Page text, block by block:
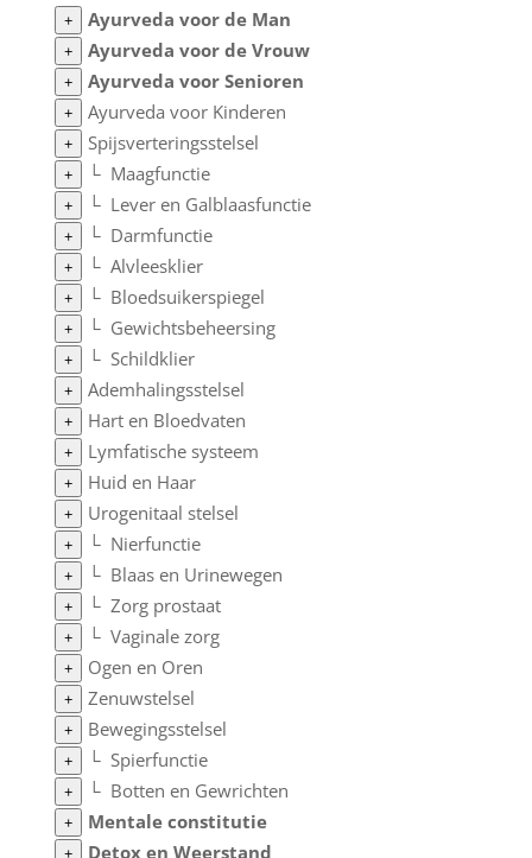
+ Ayurveda voor de Man
+ Ayurveda voor de Vrouw
+ Ayurveda voor Senioren
+ Ayurveda voor Kinderen
+ Spijsverteringsstelsel
+ └ Maagfunctie
+ └ Lever en Galblaasfunctie
+ └ Darmfunctie
+ └ Alvleesklier
+ └ Bloedsuikerspiegel
+ └ Gewichtsbeheersing
+ └ Schildklier
+ Ademhalingsstelsel
+ Hart en Bloedvaten
+ Lymfatische systeem
+ Huid en Haar
+ Urogenitaal stelsel
+ └ Nierfunctie
+ └ Blaas en Urinewegen
+ └ Zorg prostaat
+ └ Vaginale zorg
+ Ogen en Oren
+ Zenuwstelsel
+ Bewegingsstelsel
+ └ Spierfunctie
+ └ Botten en Gewrichten
+ Mentale constitutie
+ Detox en Weerstand